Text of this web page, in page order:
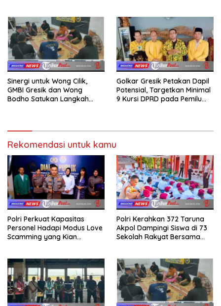
Sinergi untuk Wong Cilik,
GMBI Gresik dan Wong
Bodho Satukan Langkah
Golkar Gresik Petakan Dapil
Potensial, Targetkan Minimal
9 Kursi DPRD pada Pemilu
Rekomendasi untuk kamu
Polri Perkuat Kapasitas
Personel Hadapi Modus Love
Scamming yang Kian
Polri Kerahkan 372 Taruna
Akpol Dampingi Siswa di 73
Sekolah Rakyat Bersama